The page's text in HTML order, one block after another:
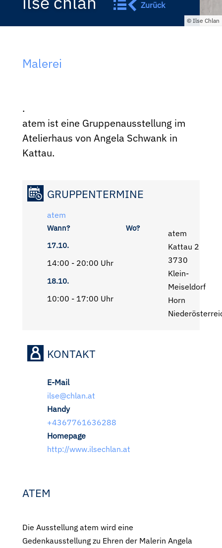
Zurück
Ilse Chlan
Malerei
.
atem ist eine Gruppenausstellung im
Atelierhaus von Angela Schwank in
Kattau.
GRUPPENTERMINE
atem
Wann?
17.10.
14:00 - 20:00 Uhr
18.10.
10:00 - 17:00 Uhr
Wo?
atem
Kattau 2
3730
Klein-
Meiseldorf
Horn
KONTAKT
E-Mail
ilse@chlan.at
Handy
+4367761636288
Homepage
http://www.ilsechlan.at
ATEM
Die Ausstellung atem wird eine
Gedenkausstellung zu Ehren der Malerin Angela